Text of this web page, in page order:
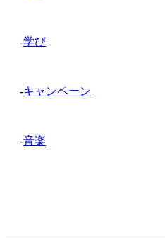
-学び
-キャンペーン
-音楽